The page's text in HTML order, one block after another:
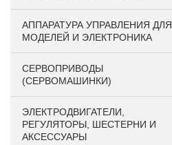
АППАРАТУРА УПРАВЛЕНИЯ ДЛЯ
МОДЕЛЕЙ И ЭЛЕКТРОНИКА
СЕРВОПРИВОДЫ
(СЕРВОМАШИНКИ)
ЭЛЕКТРОДВИГАТЕЛИ,
РЕГУЛЯТОРЫ, ШЕСТЕРНИ И
АКСЕССУАРЫ